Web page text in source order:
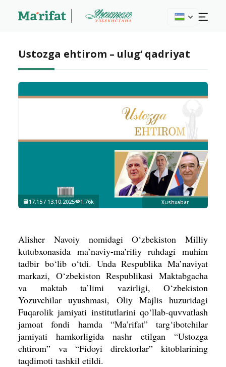
Ustozga ehtirom – ulug‘ qadriyat
Xushxabar
17:15 / 13.10.2025 1.76k
Alisher Navoiy nomidagi O‘zbekiston Milliy
kutubxonasida ma’naviy-ma’rifiy ruhdagi muhim
tadbir bo‘lib o‘tdi. Unda Respublika Ma’naviyat
markazi, O‘zbekiston Respublikasi Maktabgacha
va maktab ta’limi vazirligi, O‘zbekiston
Yozuvchilar uyushmasi, Oliy Majlis huzuridagi
Fuqarolik jamiyati institutlarini qo‘llab-quvvatlash
jamoat fondi hamda “Ma’rifat” targ‘ibotchilar
jamiyati hamkorligida nashr etilgan “Ustozga
ehtirom” va “Fidoyi direktorlar” kitoblarining
taqdimoti tashkil etildi.